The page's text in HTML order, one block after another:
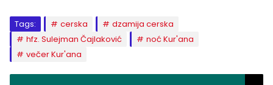
Tags: cerska
dzamija cerska
hfz. Sulejman Čajlaković
noć Kur'ana
večer Kur'ana